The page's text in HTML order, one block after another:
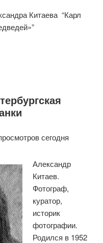
Китаева “Карл
сегодня
Александр
Китаев.
Фотограф,
куратор,
историк
фотографии.
Родился в 1952